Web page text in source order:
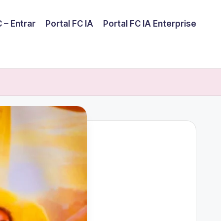
– Entrar Portal FC IA Portal FC IA Enterprise